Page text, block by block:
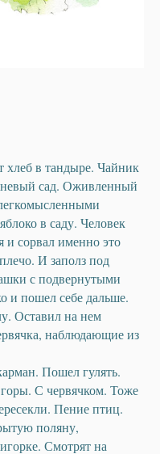
хлеб в тандыре. Чайник
сад. Оживленный
в саду. Человек
и сорвал именно это
И заполз под
с подвернутыми
и пошел себе дальше.
Оставил на нем
наблюдающие из
Пошел гулять.
С червячком. Тоже
Пение птиц.
поляну,
Смотрят на